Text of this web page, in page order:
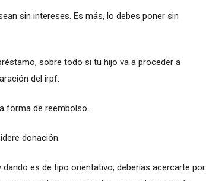
sin intereses. Es más, lo debes poner sin
sobre todo si tu hijo va a proceder a
del irpf.
forma de reembolso.
donación.
es de tipo orientativo, deberías acercarte por